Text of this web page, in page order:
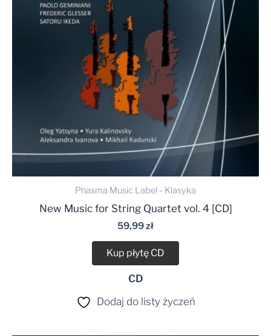
Phasma Music Label - Klasyka
New Music for String Quartet vol. 4 [CD]
59,99zł
Kup płytę CD
CD
Dodaj do listy życzeń